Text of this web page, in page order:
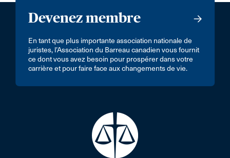
Devenez membre
En tant que plus importante association nationale de
juristes, l’Association du Barreau canadien vous fournit
ce dont vous avez besoin pour prospérer dans votre
carrière et pour faire face aux changements de vie.